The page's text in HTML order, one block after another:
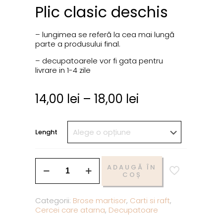
Plic clasic deschis
– lungimea se referă la cea mai lungă
parte a produsului final.
– decupatoarele vor fi gata pentru
livrare in 1-4 zile
14,00 lei – 18,00 lei
Lenght
ADAUGĂ ÎN
COȘ
Categorii: Brose martisor, Carti si raft,
Cercei care atarna, Decupatoare